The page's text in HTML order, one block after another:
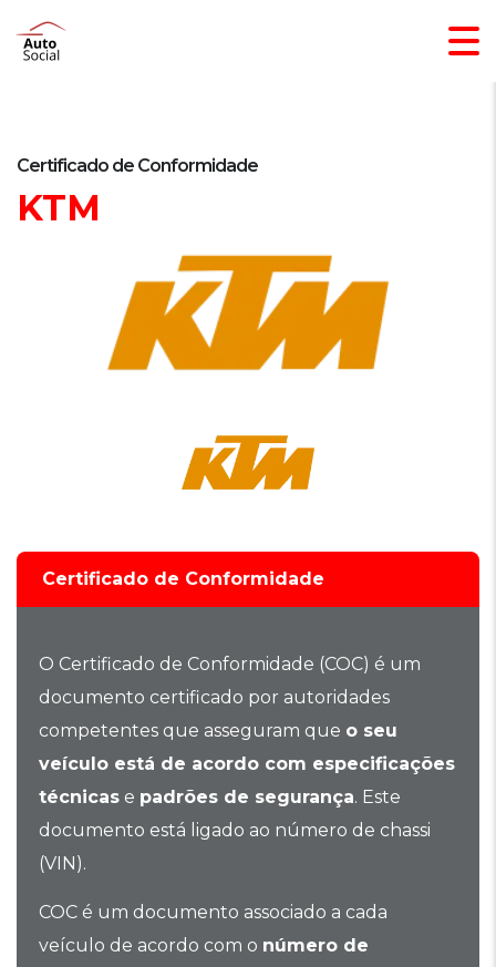
Certificado de Conformidade
KTM
Certificado de Conformidade
O Certificado de Conformidade (COC) é um
documento certificado por autoridades
competentes que asseguram que o seu
veículo está de acordo com especificações
técnicas e padrões de segurança. Este
documento está ligado ao número de chassi
(VIN).
COC é um documento associado a cada
veículo de acordo com o número de